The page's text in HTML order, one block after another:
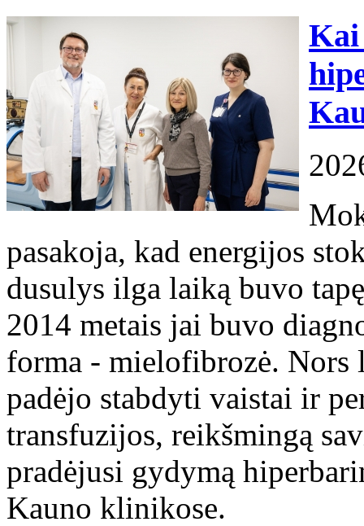
Kai
pasakoja, kad energijos
dusulys ilga laiką buvo
2014 metais jai buvo
forma - mielofibrozė. Nors
padėjo stabdyti vaistai ir
transfuzijos, reikšmingą
pradėjusi gydymą
Kauno klinikose.